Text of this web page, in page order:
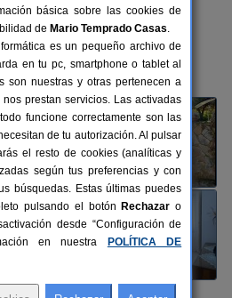
de La Selva (Girona)
28 km de Girona
básica sobre las cookies de
de Mario Temprado Casas.
es un pequeño archivo de
en tu pc, smartphone o tablet al
son nuestras y otras pertenecen a
prestan servicios. Las activadas
funcione correctamente son las
de tu autorización. Al pulsar
el resto de cookies (analíticas y
según tus preferencias y con
búsquedas. Estas últimas puedes
pulsando el botón Rechazar o
desde “Configuración de
en nuestra
POLÍTICA DE